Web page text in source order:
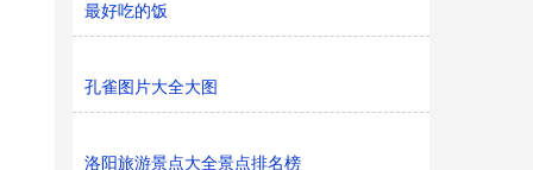
最好吃的饭
孔雀图片大全大图
洛阳旅游景点大全景点排名榜